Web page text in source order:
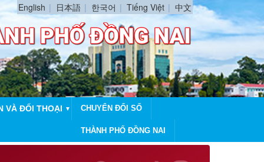
English 日本語 한국어 Tiếng Việt 中文
VÀ ĐỐI THOẠI ▼ CHUYỂN ĐỔI SỐ
THÀNH PHỐ ĐỒNG NAI